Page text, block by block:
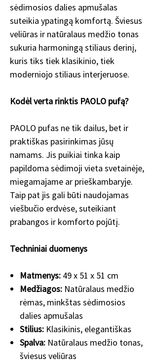
sėdimosios dalies apmušalas
suteikia ypatingą komfortą. Šviesus
veliūras ir natūralaus medžio tonas
sukuria harmoningą stiliaus derinį,
kuris tiks tiek klasikinio, tiek
moderniojo stiliaus interjeruose.
Kodėl verta rinktis PAOLO pufą?
PAOLO pufas ne tik dailus, bet ir
praktiškas pasirinkimas jūsų
namams. Jis puikiai tinka kaip
papildoma sėdimoji vieta svetainėje,
miegamajame ar prieškambaryje.
Taip pat jis gali būti naudojamas
viešbučio erdvėse, suteikiant
prabangos ir komforto pojūtį.
Techniniai duomenys
Matmenys: 49 x 51 x 51 cm
Medžiagos: Natūralaus medžio
rėmas, minkštas sėdimosios
dalies apmušalas
Stilius: Klasikinis, elegantiškas
Spalva: Natūralaus medžio tonas,
šviesus veliūras